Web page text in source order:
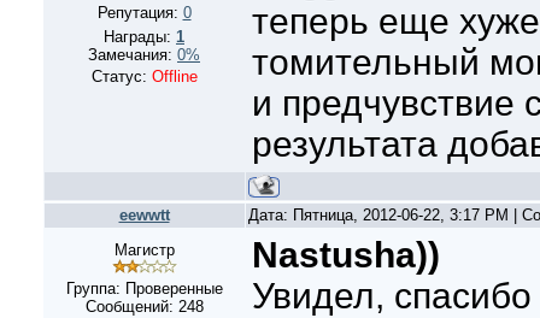
Репутация: 0
Награды: 1
Замечания: 0%
Статус: Offline
теперь еще
томительный
и предчувствие
результата
eewwtt
Дата: Пятница, 2012-06-22, 3:17 PM |
Магистр
Группа: Проверенные
Сообщений: 248
Nastusha))
Увидел, спасибо